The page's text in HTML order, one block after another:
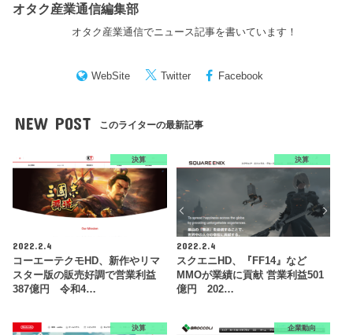
オタク産業通信編集部
オタク産業通信でニュース記事を書いています！
WebSite Twitter Facebook
NEW POST このライターの最新記事
決算
2022.2.4
コーエーテクモHD、新作やリマ
スター版の販売好調で営業利益
387億円 令和4…
決算
2022.2.4
スクエニHD、『FF14』など
MMOが業績に貢献 営業利益501
億円 202…
決算 企業動向